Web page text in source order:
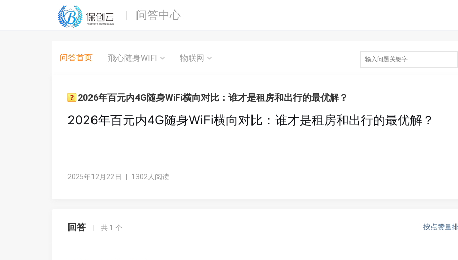
问答中心
问答首页 飛心随身WIFI 物联网
2026年百元内4G随身WiFi横向对比：谁才是租房和出行的最优解？
2026年百元内4G随身WiFi横向对比：谁才是租房和出行的最优解？
2025年12月22日 1302人阅读
回答 | 共 1 个 按点赞量